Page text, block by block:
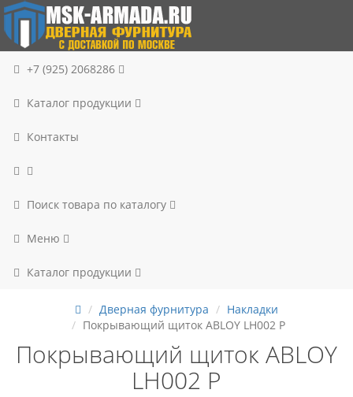
+7 (925) 2068286
Каталог продукции
Контакты
Поиск товара по каталогу
Меню
Каталог продукции
Дверная фурнитура
Накладки
Покрывающий щиток ABLOY LH002 P
Покрывающий щиток ABLOY
LH002 P